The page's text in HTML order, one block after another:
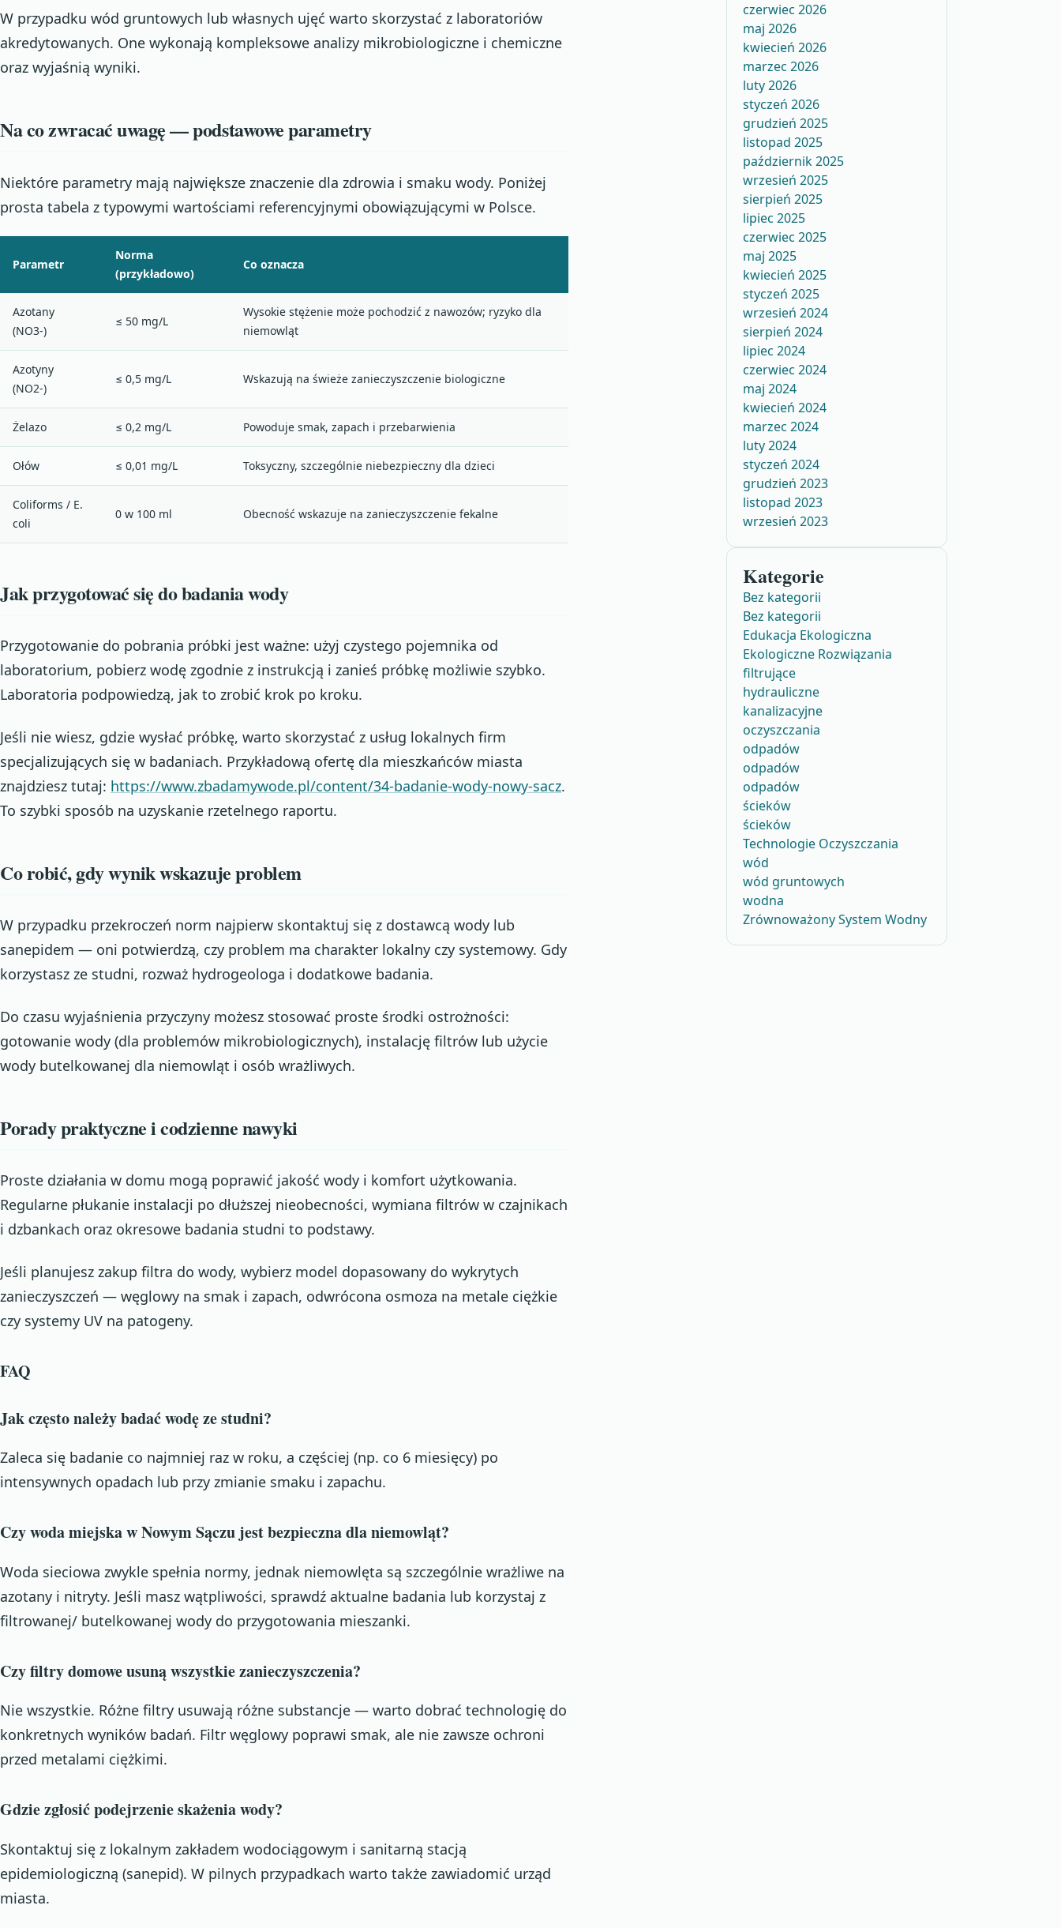
W przypadku wód gruntowych lub własnych ujęć warto skorzystać z laboratoriów
akredytowanych. One wykonają kompleksowe analizy mikrobiologiczne i chemiczne
oraz wyjaśnią wyniki.
Na co zwracać uwagę — podstawowe parametry
Niektóre parametry mają największe znaczenie dla zdrowia i smaku wody. Poniżej
prosta tabela z typowymi wartościami referencyjnymi obowiązującymi w Polsce.
Parametr
Norma
(przykładowo)
Co oznacza
Azotany
(NO3-)
≤ 50 mg/L
Wysokie stężenie może pochodzić z nawozów; ryzyko dla
niemowląt
Azotyny
(NO2-)
≤ 0,5 mg/L Wskazują na świeże zanieczyszczenie biologiczne
Żelazo ≤ 0,2 mg/L Powoduje smak, zapach i przebarwienia
Ołów ≤ 0,01 mg/L Toksyczny, szczególnie niebezpieczny dla dzieci
Coliforms / E.
coli
0 w 100 ml Obecność wskazuje na zanieczyszczenie fekalne
Jak przygotować się do badania wody
Przygotowanie do pobrania próbki jest ważne: użyj czystego pojemnika od
laboratorium, pobierz wodę zgodnie z instrukcją i zanieś próbkę możliwie szybko.
Laboratoria podpowiedzą, jak to zrobić krok po kroku.
Jeśli nie wiesz, gdzie wysłać próbkę, warto skorzystać z usług lokalnych firm
specjalizujących się w badaniach. Przykładową ofertę dla mieszkańców miasta
znajdziesz tutaj: https://www.zbadamywode.pl/content/34-badanie-wody-nowy-sacz.
To szybki sposób na uzyskanie rzetelnego raportu.
Co robić, gdy wynik wskazuje problem
W przypadku przekroczeń norm najpierw skontaktuj się z dostawcą wody lub
sanepidem — oni potwierdzą, czy problem ma charakter lokalny czy systemowy. Gdy
korzystasz ze studni, rozważ hydrogeologa i dodatkowe badania.
Do czasu wyjaśnienia przyczyny możesz stosować proste środki ostrożności:
gotowanie wody (dla problemów mikrobiologicznych), instalację filtrów lub użycie
wody butelkowanej dla niemowląt i osób wrażliwych.
Porady praktyczne i codzienne nawyki
Proste działania w domu mogą poprawić jakość wody i komfort użytkowania.
Regularne płukanie instalacji po dłuższej nieobecności, wymiana filtrów w czajnikach
i dzbankach oraz okresowe badania studni to podstawy.
Jeśli planujesz zakup filtra do wody, wybierz model dopasowany do wykrytych
zanieczyszczeń — węglowy na smak i zapach, odwrócona osmoza na metale ciężkie
czy systemy UV na patogeny.
FAQ
Jak często należy badać wodę ze studni?
Zaleca się badanie co najmniej raz w roku, a częściej (np. co 6 miesięcy) po
intensywnych opadach lub przy zmianie smaku i zapachu.
Czy woda miejska w Nowym Sączu jest bezpieczna dla niemowląt?
Woda sieciowa zwykle spełnia normy, jednak niemowlęta są szczególnie wrażliwe na
azotany i nitryty. Jeśli masz wątpliwości, sprawdź aktualne badania lub korzystaj z
filtrowanej/ butelkowanej wody do przygotowania mieszanki.
Czy filtry domowe usuną wszystkie zanieczyszczenia?
Nie wszystkie. Różne filtry usuwają różne substancje — warto dobrać technologię do
konkretnych wyników badań. Filtr węglowy poprawi smak, ale nie zawsze ochroni
przed metalami ciężkimi.
Gdzie zgłosić podejrzenie skażenia wody?
Skontaktuj się z lokalnym zakładem wodociągowym i sanitarną stacją
epidemiologiczną (sanepid). W pilnych przypadkach warto także zawiadomić urząd
miasta.
czerwiec 2026
maj 2026
kwiecień 2026
marzec 2026
luty 2026
styczeń 2026
grudzień 2025
listopad 2025
październik 2025
wrzesień 2025
sierpień 2025
lipiec 2025
czerwiec 2025
maj 2025
kwiecień 2025
styczeń 2025
wrzesień 2024
sierpień 2024
lipiec 2024
czerwiec 2024
maj 2024
kwiecień 2024
marzec 2024
luty 2024
styczeń 2024
grudzień 2023
listopad 2023
wrzesień 2023
Kategorie
Bez kategorii
Bez kategorii
Edukacja Ekologiczna
Ekologiczne Rozwiązania
filtrujące
hydrauliczne
kanalizacyjne
oczyszczania
odpadów
odpadów
odpadów
ścieków
ścieków
Technologie Oczyszczania
wód
wód gruntowych
wodna
Zrównoważony System Wodny